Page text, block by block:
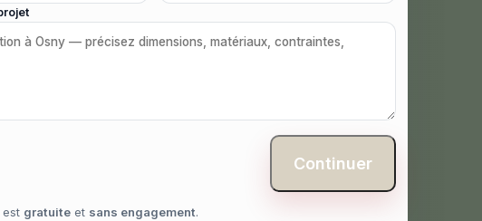
Continuer
est gratuite et sans engagement.